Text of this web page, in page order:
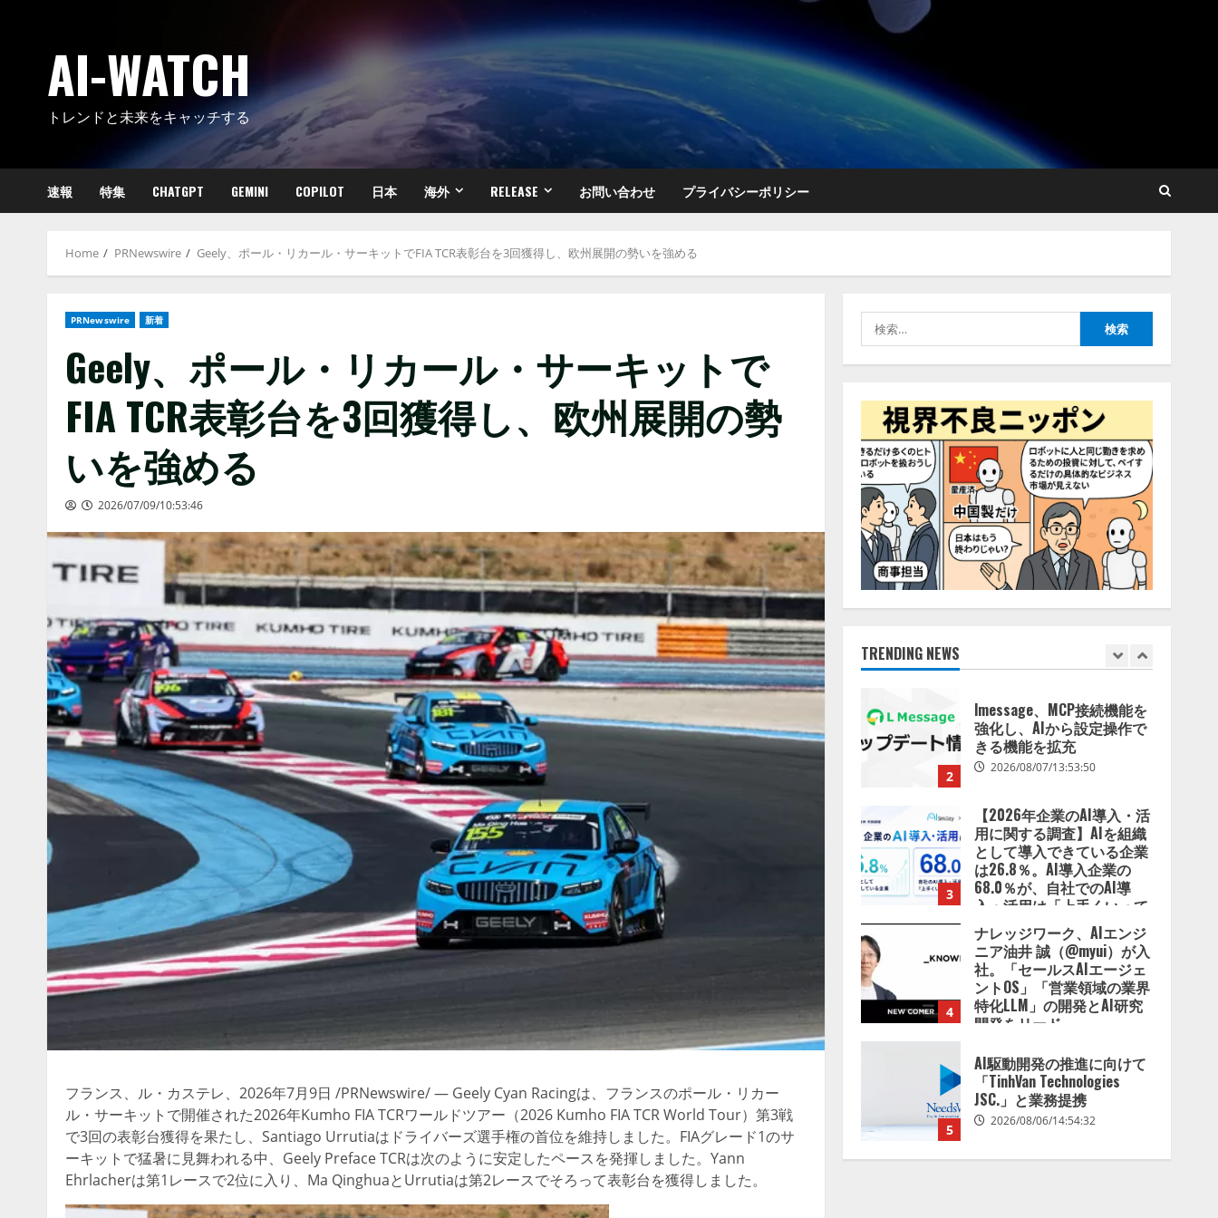
AI-WATCH
トレンドと未来をキャッチする
速報 特集 CHATGPT GEMINI COPILOT 日本 海外 RELEASE お問い合わせ プライバシーポリシー
Home PRNewswire Geely、ポール・リカール・サーキットでFIA TCR表彰台を3回獲得し、欧州展開の勢いを強める
PRNewswire 新着
Geely、ポール・リカール・サーキットで
FIA TCR表彰台を3回獲得し、欧州展開の勢
いを強める
2026/07/09/10:53:46
フランス、ル・カステレ、2026年7月9日 /PRNewswire/ — Geely Cyan Racingは、フランスのポール・リカー
ル・サーキットで開催された2026年Kumho FIA TCRワールドツアー（2026 Kumho FIA TCR World Tour）第3戦
で3回の表彰台獲得を果たし、Santiago Urrutiaはドライバーズ選手権の首位を維持しました。FIAグレード1のサ
ーキットで猛暑に見舞われる中、Geely Preface TCRは次のように安定したペースを発揮しました。Yann
Ehrlacherは第1レースで2位に入り、Ma QinghuaとUrrutiaは第2レースでそろって表彰台を獲得しました。
索:
TRENDING NEWS
【2026年企業のAI導入・活
用に関する調査】AIを組織
として導入できている企業
は26.8％。AI導入企業の
いる」と回答
ントOS」「営業領域の業界
開発をリード
5
2026/08/06/14:54:32
1
【開催報告】次世代AIプラ
ットフォーム「TAIZA」お
よび新サービスに関する記
者発表会を開催
2026/08/07/17:53:45
2
lmessage、MCP接続機能を
強化し、AIから設定操作で
3
用に関する調査】AIを組織
として導入できている企業
は26.8％。AI導入企業の
68.0％が、自社でのAI導
いる」と回答
2026/08/07/13:53:50
4
ナレッジワーク、AIエンジ
ニア油井 誠（@myui）が入
社。「セールスAIエージェ
ントOS」「営業領域の業界
特化LLM」の開発とAI研究
開発をリード
2026/08/07/10:54:31
5
AI駆動開発の推進に向けて
「TinhVan Technologies
JSC.」と業務提携
2026/08/06/14:54:32
1
【開催報告】次世代AIプラ
ットフォーム「TAIZA」お
よび新サービスに関する記
者発表会を開催
2026/08/07/17:53:45